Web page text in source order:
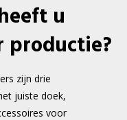
u
productie?
zijn drie
juiste doek,
voor